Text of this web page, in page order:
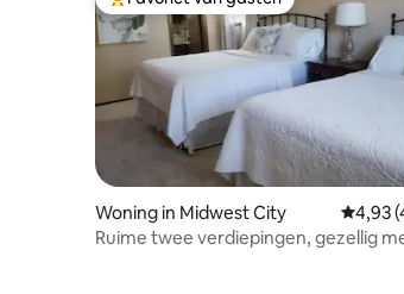
Topfavoriet van gasten
Woning in Midwest City
4,93
Ruime twee verdiepingen, gezellig